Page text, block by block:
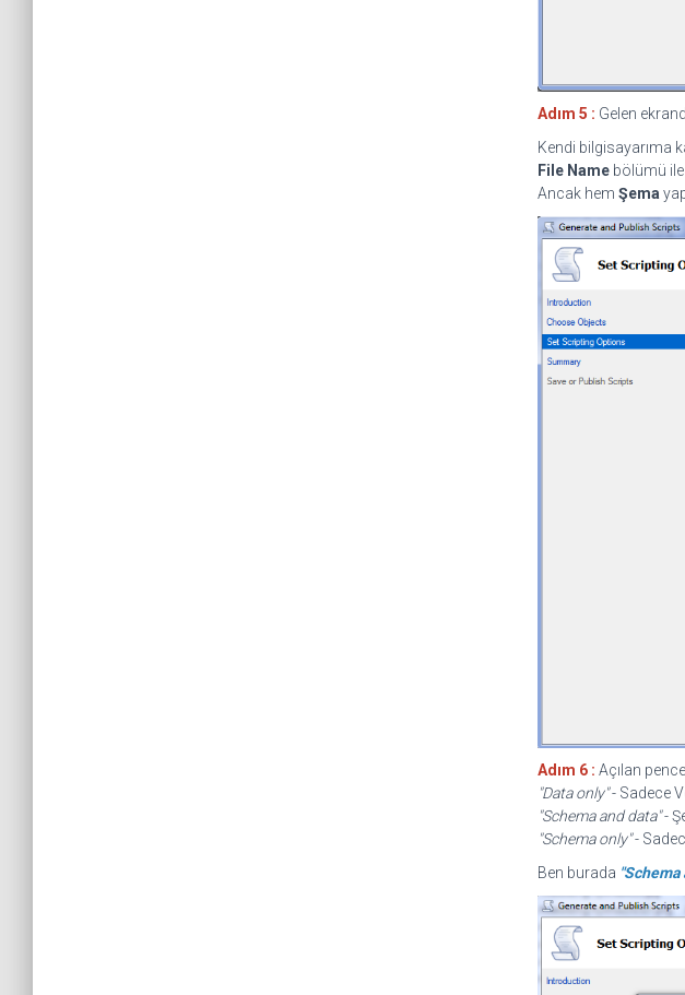
Adım 5 : Gelen
Kendi bilgisayarıma
File Name bölümü
Ancak hem Şema
Adım 6 : Açılan
"Data only"- Sadece
"Schema and data"-
"Schema only"-
Ben burada "Schema